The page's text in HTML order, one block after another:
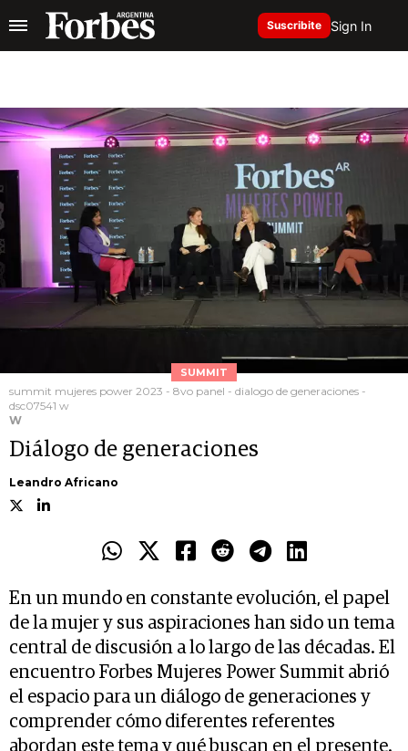
Suscribite Sign In
SUMMIT
summit mujeres power 2023 - 8vo panel - dialogo de generaciones -
dsc07541 w
W
Diálogo de generaciones
Leandro Africano
En un mundo en constante evolución, el papel
de la mujer y sus aspiraciones han sido un tema
central de discusión a lo largo de las décadas. El
encuentro Forbes Mujeres Power Summit abrió
el espacio para un diálogo de generaciones y
comprender cómo diferentes referentes
abordan este tema y qué buscan en el presente.